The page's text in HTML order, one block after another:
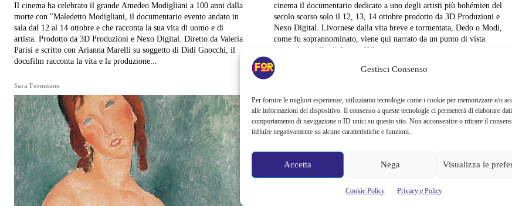
Gestisci Consenso
Per fornire le migliori esperienze, utilizziamo tecnologie come i cookie per memorizzare e/o
alle informazioni del dispositivo. Il consenso a queste tecnologie ci permetterà di elaborare
comportamento di navigazione o ID unici su questo sito. Non acconsentire o ritirare il
influire negativamente su alcune caratteristiche e funzioni.
Accetta Nega Visualizza le
Cookie Policy Privacy e Policy
Il cinema ha celebrato il grande Amedeo Modigliani a 100 anni dalla
morte con "Maledetto Modigliani, il documentario evento andato in
sala dal 12 al 14 ottobre e che racconta la sua vita di uomo e di
artista. Prodotto da 3D Produzioni e Nexo Digital. Diretto da Valeria
Parisi e scritto con Arianna Marelli su soggetto di Didi Gnocchi, il
docufilm racconta la vita e la produzione...
Sara Formisano
cinema il documentario dedicato a uno degli artisti più bohémien del
secolo scorso solo il 12, 13, 14 ottobre prodotto da 3D Produzioni e
Nexo Digital. Livornese dalla vita breve e tormentata, Dedo o Modì,
come fu soprannominato, viene qui narrato da un punto di vista
originale: quello di Jeanne Hébuterne,...
Alessandra Chiaradia